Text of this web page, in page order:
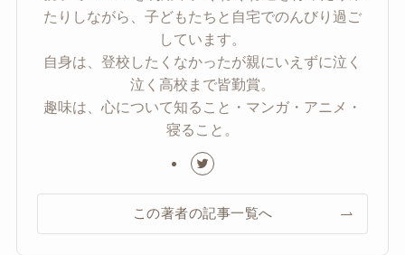
たりしながら、子どもたちと自宅でのんびり過ご
しています。
自身は、登校したくなかったが親にいえずに泣く
泣く高校まで皆勤賞。
趣味は、心について知ること・マンガ・アニメ・
寝ること。
この著者の記事一覧へ